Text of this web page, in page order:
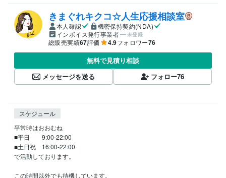
きまぐれキクコ☆人生応援相談室
本人確認
機密保持契約(NDA)
インボイス発行事業者
未登録
総販売実績67評価 4.9フォロワー76
無料で見積り相談
メッセージを送る
フォロー76
スケジュール
平常時はおおむね
■平日　　9:00-22:00
■土日祝　16:00-22:00
で活動しております。
この時間以外でも待機しています。